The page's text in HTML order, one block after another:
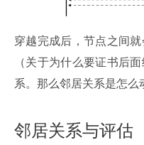
穿越完成后，节点之间
（关于为什么要证书后
系。那么邻居关系是怎么
邻居关系与评估